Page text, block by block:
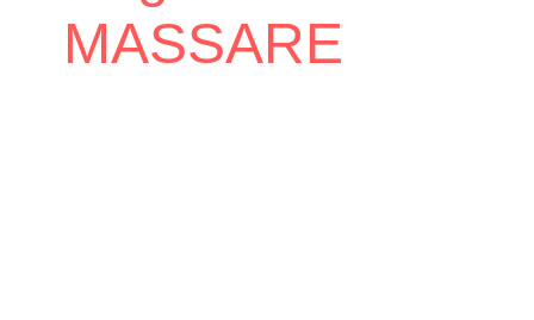
MASSARE